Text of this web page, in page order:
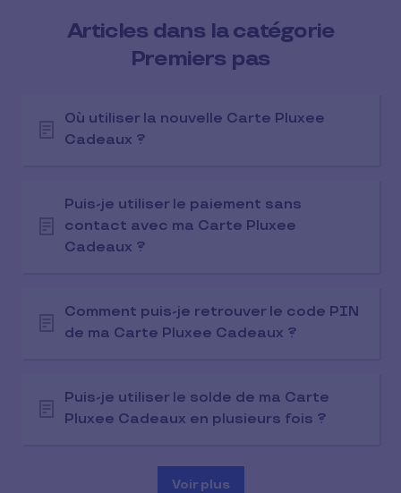
Articles dans la catégorie
Premiers pas
Où utiliser la nouvelle Carte Pluxee
Cadeaux ?
Puis-je utiliser le paiement sans
contact avec ma Carte Pluxee
Cadeaux ?
Comment puis-je retrouver le code PIN
de ma Carte Pluxee Cadeaux ?
Puis-je utiliser le solde de ma Carte
Pluxee Cadeaux en plusieurs fois ?
Voir plus